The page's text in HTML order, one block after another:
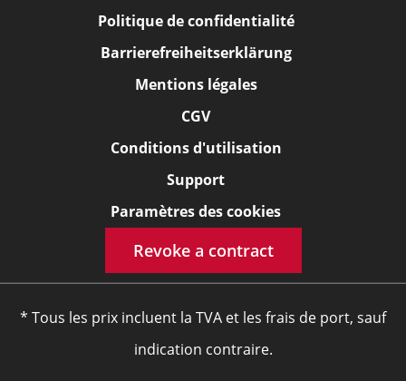
Politique de confidentialité
Barrierefreiheitserklärung
Mentions légales
CGV
Conditions d'utilisation
Support
Paramètres des cookies
Revoke a contract
* Tous les prix incluent la TVA et les frais de port, sauf
indication contraire.